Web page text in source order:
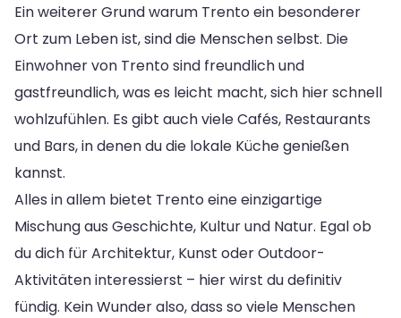
Ein weiterer Grund warum Trento ein besonderer
Ort zum Leben ist, sind die Menschen selbst. Die
Einwohner von Trento sind freundlich und
gastfreundlich, was es leicht macht, sich hier schnell
wohlzufühlen. Es gibt auch viele Cafés, Restaurants
und Bars, in denen du die lokale Küche genießen
kannst.
Alles in allem bietet Trento eine einzigartige
Mischung aus Geschichte, Kultur und Natur. Egal ob
du dich für Architektur, Kunst oder Outdoor-
Aktivitäten interessierst – hier wirst du definitiv
fündig. Kein Wunder also, dass so viele Menschen